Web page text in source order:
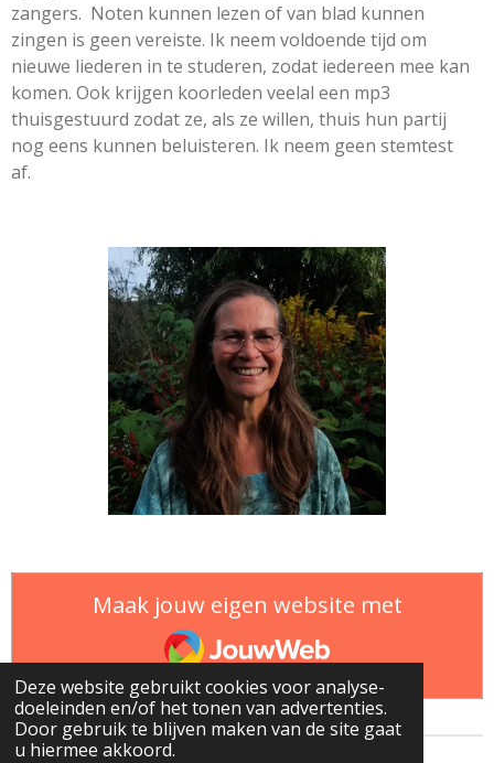
Deze website gebruikt cookies voor analyse-
doeleinden en/of het tonen van advertenties.
Door gebruik te blijven maken van de site gaat
u hiermee akkoord.
zangers. Noten kunnen lezen of van blad kunnen
zingen is geen vereiste. Ik neem voldoende tijd om
nieuwe liederen in te studeren, zodat iedereen mee kan
komen. Ook krijgen koorleden veelal een mp3
thuisgestuurd zodat ze, als ze willen, thuis hun partij
nog eens kunnen beluisteren. Ik neem geen stemtest
af.
Maak jouw eigen website met
JouwWeb